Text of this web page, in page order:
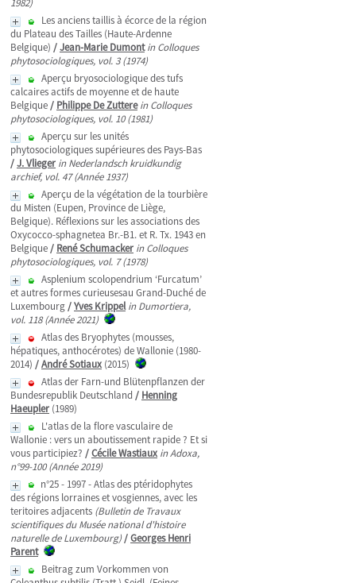
1982)
Les anciens taillis à écorce de la région
du Plateau des Tailles (Haute-Ardenne
Belgique) /Jean-Marie Dumont in Colloques
phytosociologiques, vol. 3 (1974)
Aperçu bryosociologique des tufs
calcaires actifs de moyenne et de haute
Belgique/ Philippe De Zuttere in Colloques
phytosociologiques, vol. 10 (1981)
Aperçu sur les unités
phytosociologiques supérieures des Pays-Bas
/J. Vlieger in Nederlandsch kruidkundig
archief, vol. 47 (Année 1937)
Aperçu de la végétation de la tourbière
du Misten (Eupen, Province de Liège,
Belgique). Réflexions sur les associations des
Oxycocco-sphagnetea Br.-B1. et R. Tx. 1943 en
Belgique/ René Schumacker in Colloques
phytosociologiques, vol. 7 (1978)
Asplenium scolopendrium ‘Furcatum’
et autres formes curieusesau Grand-Duché de
Luxembourg/Yves Krippel in Dumortiera,
vol. 118 (Année 2021)
Atlas des Bryophytes (mousses,
hépatiques, anthocérotes) de Wallonie (1980-
2014) /André Sotiaux (2015)
Atlas der Farn-und Blütenpflanzen der
Bundesrepublik Deutschland / Henning
Haeupler (1989)
L'atlas de la flore vasculaire de
Wallonie : vers un aboutissement rapide ? Et si
vous participiez? /Cécile Wastiaux in Adoxa,
n°99-100 (Année 2019)
n°25 - 1997 - Atlas des ptéridophytes
des régions lorraines et vosgiennes, avec les
teritoires adjacents (Bulletin de Travaux
scientifiques du Musée national d'histoire
naturelle de Luxembourg)/Georges Henri
Parent
Beitrag zum Vorkommen von